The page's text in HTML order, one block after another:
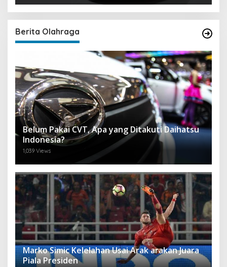
Berita Olahraga
Belum Pakai CVT, Apa yang Ditakuti Daihatsu
Indonesia?
1,039 Views
Marko Simic Kelelahan Usai Arak arakan Juara
Piala Presiden